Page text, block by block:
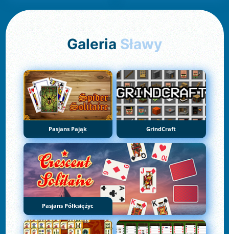
Galeria Sławy
Pasjans Pająk GrindCraft
Pasjans Półksiężyc